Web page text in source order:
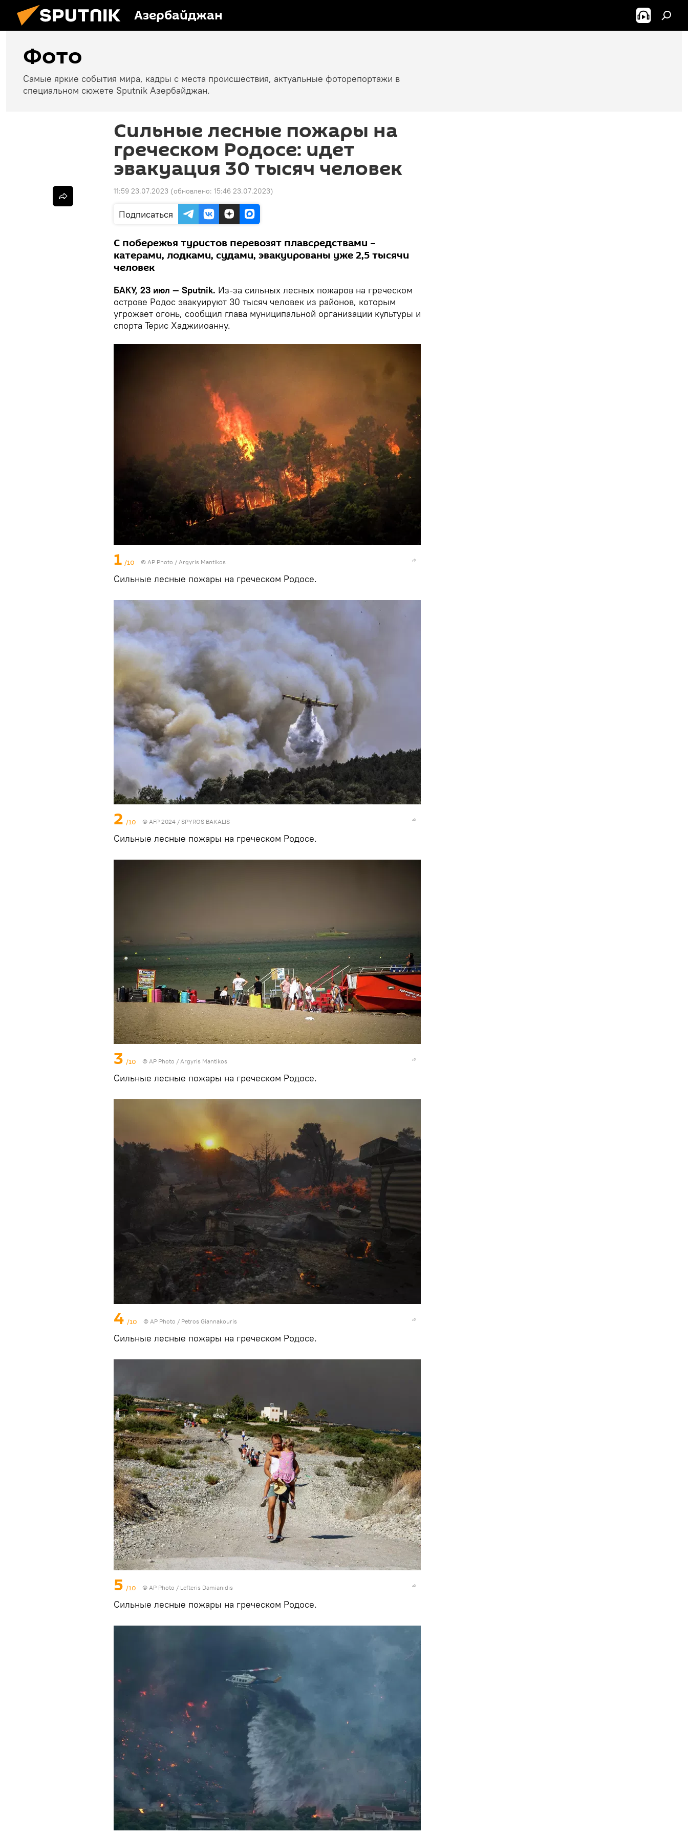
Азербайджан
Фото
Самые яркие события мира, кадры с места происшествия, актуальные фоторепортажи в
специальном сюжете Sputnik Азербайджан.
Сильные лесные пожары на
греческом Родосе: идет
эвакуация 30 тысяч человек
11:59 23.07.2023 (обновлено: 15:46 23.07.2023)
Подписаться
С побережья туристов перевозят плавсредствами –
катерами, лодками, судами, эвакуированы уже 2,5 тысячи
человек
БАКУ, 23 июл — Sputnik. Из-за сильных лесных пожаров на греческом
острове Родос эвакуируют 30 тысяч человек из районов, которым
угрожает огонь, сообщил глава муниципальной организации культуры и
спорта Терис Хаджииоанну.
1 /10 © AP Photo / Argyris Mantikos
Сильные лесные пожары на греческом Родосе.
2 /10 © AFP 2024 / SPYROS BAKALIS
Сильные лесные пожары на греческом Родосе.
3 /10 © AP Photo / Argyris Mantikos
Сильные лесные пожары на греческом Родосе.
4 /10 © AP Photo / Petros Giannakouris
Сильные лесные пожары на греческом Родосе.
5 /10 © AP Photo / Lefteris Damianidis
Сильные лесные пожары на греческом Родосе.